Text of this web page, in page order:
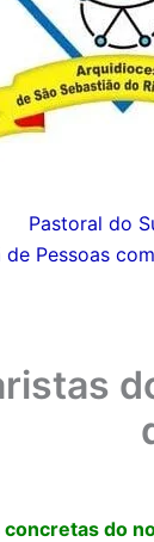
Pastoral do
Pessoas
concretas do